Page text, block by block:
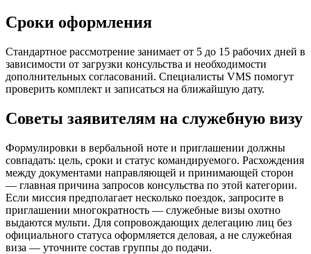
Сроки оформления
Стандартное рассмотрение занимает от 5 до 15 рабочих дней в
зависимости от загрузки консульства и необходимости
дополнительных согласований. Специалисты VMS помогут
проверить комплект и записаться на ближайшую дату.
Советы заявителям на служебную визу
Формулировки в вербальной ноте и приглашении должны
совпадать: цель, сроки и статус командируемого. Расхождения
между документами направляющей и принимающей сторон
— главная причина запросов консульства по этой категории.
Если миссия предполагает несколько поездок, запросите в
приглашении многократность — служебные визы охотно
выдаются мульти. Для сопровождающих делегацию лиц без
официального статуса оформляется деловая, а не служебная
виза — уточните состав группы до подачи.